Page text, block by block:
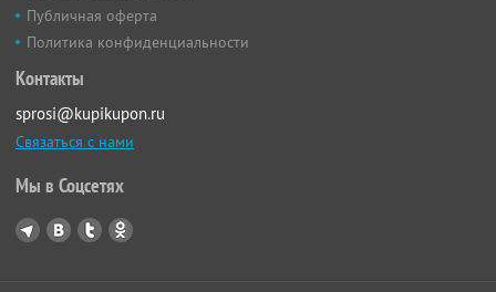
Публичная оферта
Политика конфиденциальности
Контакты
sprosi@kupikupon.ru
Связаться с нами
Мы в Соцсетях